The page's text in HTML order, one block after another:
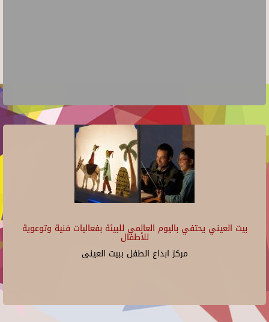
بيت العيني يحتفي باليوم العالمي للبيئة بفعاليات فنية وتوعوية
للأطفال
مركز ابداع الطفل ببيت العينى